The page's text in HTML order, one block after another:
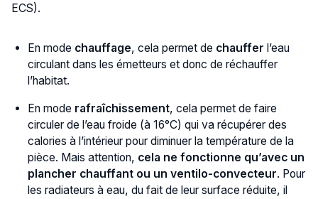
ECS).
En mode chauffage, cela permet de chauffer l’eau
circulant dans les émetteurs et donc de réchauffer
l’habitat.
En mode rafraîchissement, cela permet de faire
circuler de l’eau froide (à 16°C) qui va récupérer des
calories à l’intérieur pour diminuer la température de la
pièce. Mais attention, cela ne fonctionne qu’avec un
plancher chauffant ou un ventilo-convecteur. Pour
les radiateurs à eau, du fait de leur surface réduite, il